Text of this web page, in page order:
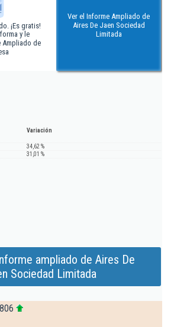
¡Es gratis!
y le
Ampliado de
Ver el Informe Ampliado de
Aires De Jaen Sociedad
Limitada
Variación
34,62 %
31,01 %
ampliado de Aires De
Sociedad Limitada